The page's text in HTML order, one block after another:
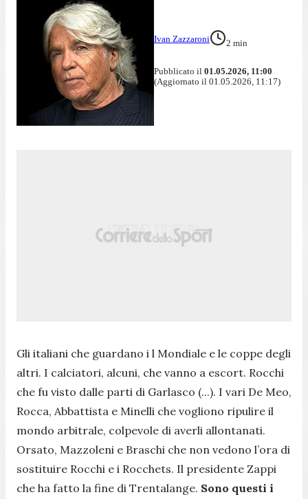
Ivan Zazzaroni 2 min
Pubblicato il 01.05.2026, 11:00
(Aggiornato il 01.05.2026, 11:17)
Gli italiani che guardano i l Mondiale e le coppe degli
altri. I calciatori, alcuni, che vanno a escort. Rocchi
che fu visto dalle parti di Garlasco (...). I vari De Meo,
Rocca, Abbattista e Minelli che vogliono ripulire il
mondo arbitrale, colpevole di averli allontanati.
Orsato, Mazzoleni e Braschi che non vedono l’ora di
sostituire Rocchi e i Rocchets. Il presidente Zappi
che ha fatto la fine di Trentalange. Sono questi i